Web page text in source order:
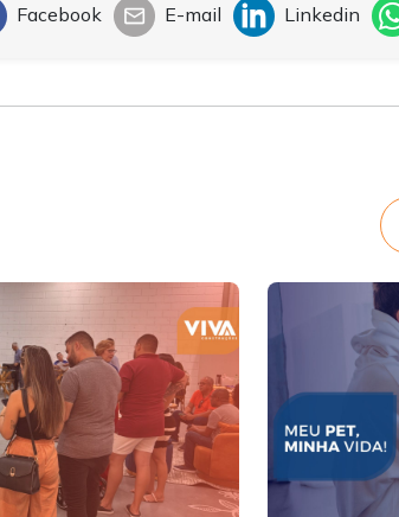
Facebook E-mail Linkedin